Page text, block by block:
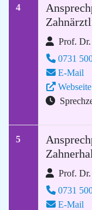
4
Prof.
0731
E-Mail
Webseite
5
Prof.
0731
E-Mail